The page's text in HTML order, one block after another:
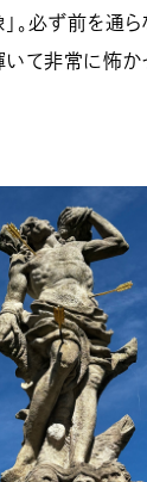
。必ず前を通ら
て非常に怖か